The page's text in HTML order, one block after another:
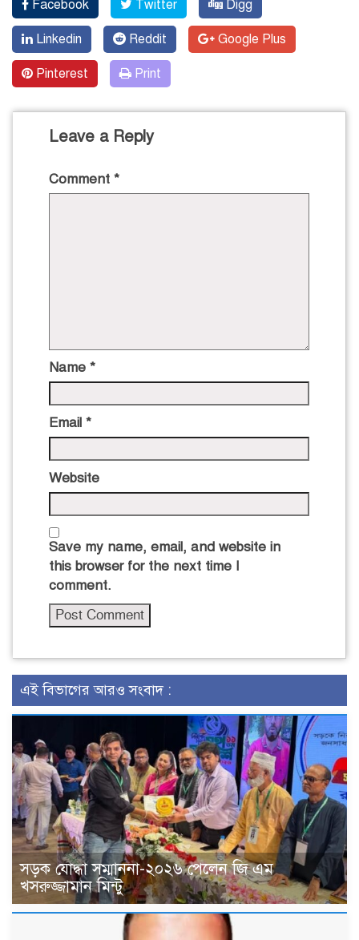
Facebook Twitter Digg
Linkedin Reddit Google Plus
Pinterest Print
Leave a Reply
Comment *
Name *
Email *
Website
Save my name, email, and website in
this browser for the next time I
comment.
এই বিভাগের আরও সংবাদ :
সড়ক যোদ্ধা সম্মাননা-২০২৬ পেলেন জি এম
খসরুজ্জামান মিন্টু